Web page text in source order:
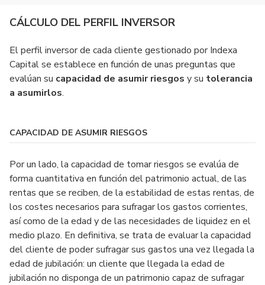
CÁLCULO DEL PERFIL INVERSOR
El perfil inversor de cada cliente gestionado por Indexa
Capital se establece en función de unas preguntas que
evalúan su capacidad de asumir riesgos y su tolerancia
a asumirlos.
CAPACIDAD DE ASUMIR RIESGOS
Por un lado, la capacidad de tomar riesgos se evalúa de
forma cuantitativa en función del patrimonio actual, de las
rentas que se reciben, de la estabilidad de estas rentas, de
los costes necesarios para sufragar los gastos corrientes,
así como de la edad y de las necesidades de liquidez en el
medio plazo. En definitiva, se trata de evaluar la capacidad
del cliente de poder sufragar sus gastos una vez llegada la
edad de jubilación: un cliente que llegada la edad de
jubilación no disponga de un patrimonio capaz de sufragar